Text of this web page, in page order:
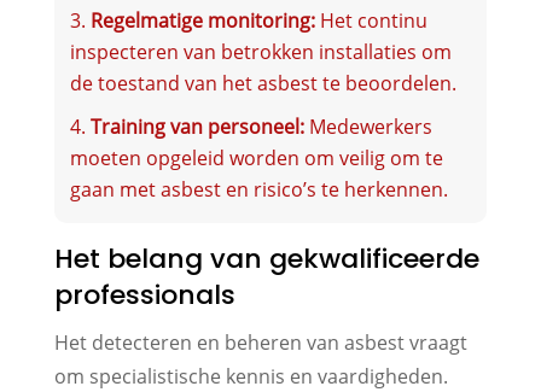
Regelmatige monitoring: Het continu
inspecteren van betrokken installaties om
de toestand van het asbest te beoordelen.
Training van personeel: Medewerkers
moeten opgeleid worden om veilig om te
gaan met asbest en risico’s te herkennen.
Het belang van gekwalificeerde
professionals
Het detecteren en beheren van asbest vraagt
om specialistische kennis en vaardigheden.